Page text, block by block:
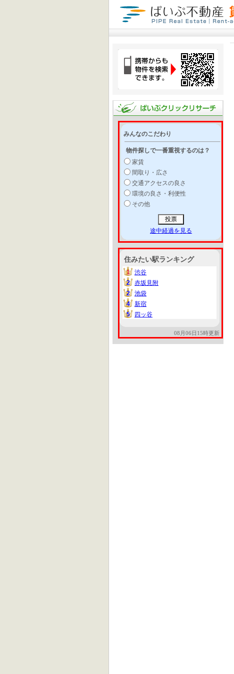
みんなのこだわり
物件探しで一番重視するのは？
家賃
間取り・広さ
交通アクセスの良さ
環境の良さ・利便性
その他
途中経過を見る
住みたい駅ランキング
1
1
渋谷
2
2
赤坂見附
2
2
池袋
4
4
新宿
5
5 四ッ谷
08月06日15時更新